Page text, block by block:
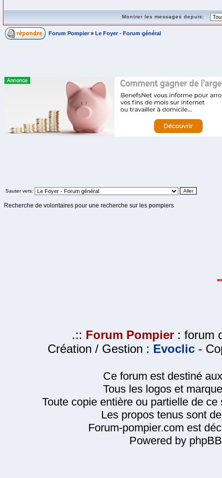
Montrer les messages depuis:
Forum Pompier » Le Foyer - Forum général
Sauter vers:
Recherche de volontaires pour une recherche sur les pompiers
.:: Forum Pompier : forum
Création / Gestion : Evoclic -
Ce forum est destiné
Tous les logos et
Toute copie entière ou partielle de
Les propos tenus sont
Forum-pompier.com est
Powered by